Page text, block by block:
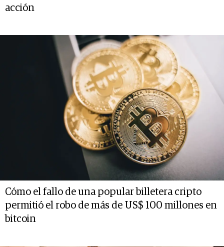
acción
Cómo el fallo de una popular billetera cripto
permitió el robo de más de US$ 100 millones en
bitcoin